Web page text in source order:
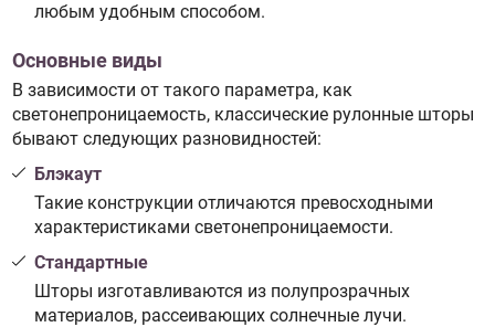
любым удобным способом.
Основные виды
В зависимости от такого параметра, как
светонепроницаемость, классические рулонные шторы
бывают следующих разновидностей:
Блэкаут
Такие конструкции отличаются превосходными
характеристиками светонепроницаемости.
Стандартные
Шторы изготавливаются из полупрозрачных
материалов, рассеивающих солнечные лучи.